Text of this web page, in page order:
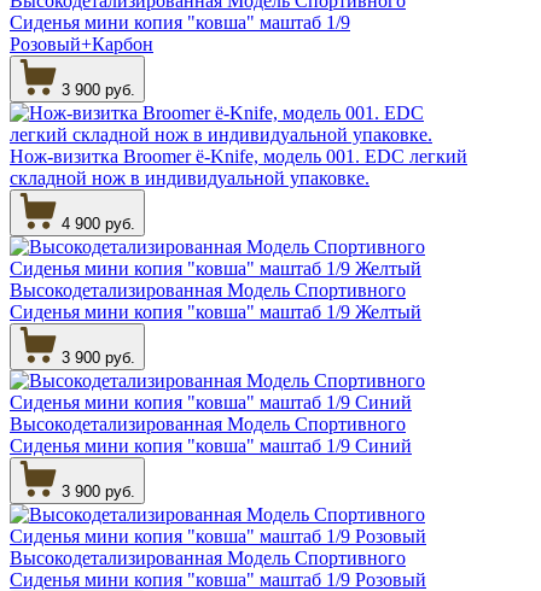
Сиденья мини копия "ковша" маштаб 1/9
Розовый+Карбон
3 900 руб.
Нож-визитка Broomer ё-Knife, модель 001. EDC легкий
складной нож в индивидуальной упаковке.
4 900 руб.
Высокодетализированная Модель Спортивного
Сиденья мини копия "ковша" маштаб 1/9 Желтый
3 900 руб.
Высокодетализированная Модель Спортивного
Сиденья мини копия "ковша" маштаб 1/9 Синий
3 900 руб.
Высокодетализированная Модель Спортивного
Сиденья мини копия "ковша" маштаб 1/9 Розовый